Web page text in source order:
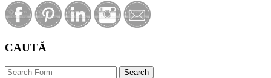
CAUTĂ
Search